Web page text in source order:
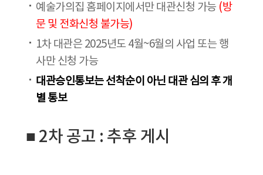
예술가의집 홈페이지에서만 대관신청 가능 (방
문 및 전화신청 불가능)
1차 대관은 2025년도 4월~6월의 사업 또는 행
사만 신청 가능
대관승인통보는 선착순이 아닌 대관 심의 후 개
별 통보
■ 2차 공고 : 추후 게시